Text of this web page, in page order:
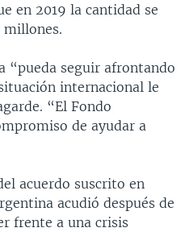
en 2019 la cantidad se
millones.
“pueda seguir afrontando
internacional le
“El Fondo
de ayudar a
acuerdo suscrito en
acudió después de
frente a una crisis